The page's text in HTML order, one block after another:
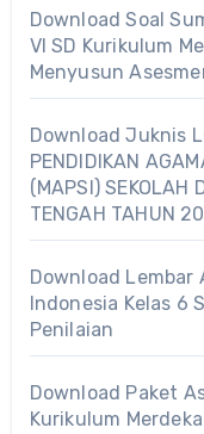
Download Soal
VI SD Kurikulum
Menyusun
Download Juknis
PENDIDIKAN
(MAPSI) SEKOLAH
TENGAH TAHUN
Download Lembar
Indonesia Kelas 6
Penilaian
Download Paket
Kurikulum